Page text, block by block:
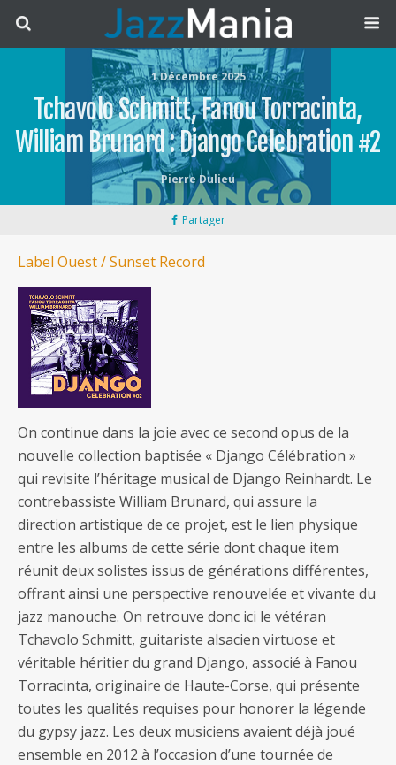
1 Décembre 2025
Tchavolo Schmitt, Fanou Torracinta,
William Brunard : Django Celebration #2
Pierre Dulieu
Partager
Label Ouest / Sunset Record
On continue dans la joie avec ce second opus de la
nouvelle collection baptisée « Django Célébration »
qui revisite l’héritage musical de Django Reinhardt. Le
contrebassiste William Brunard, qui assure la
direction artistique de ce projet, est le lien physique
entre les albums de cette série dont chaque item
réunit deux solistes issus de générations différentes,
offrant ainsi une perspective renouvelée et vivante du
jazz manouche. On retrouve donc ici le vétéran
Tchavolo Schmitt, guitariste alsacien virtuose et
véritable héritier du grand Django, associé à Fanou
Torracinta, originaire de Haute-Corse, qui présente
toutes les qualités requises pour honorer la légende
du gypsy jazz. Les deux musiciens avaient déjà joué
ensemble en 2012 à l’occasion d’une tournée de